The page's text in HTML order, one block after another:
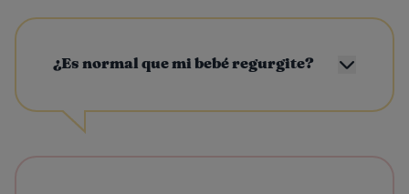
¿Es normal que mi bebé regurgite?